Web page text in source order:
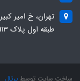
تهران، خ امیر
طبقه اول پلاک F113